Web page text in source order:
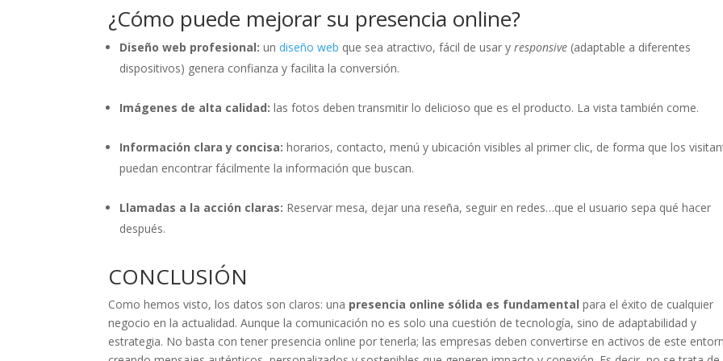
¿Cómo puede mejorar su presencia online?
Diseño web profesional: undiseño web que sea atractivo, fácil de usar yresponsive (adaptable a diferentes
dispositivos) genera confianza y facilita la conversión.
Imágenes de alta calidad: las fotos deben transmitir lo delicioso que es el producto. La vista también come.
Información clara y concisa: horarios, contacto, menú y ubicación visibles al primer clic, de forma que los
puedan encontrar fácilmente la información que buscan.
Llamadas a la acción claras: Reservar mesa, dejar una reseña, seguir en redes…que el usuario sepa qué hacer
después.
CONCLUSIÓN
Como hemos visto, los datos son claros: una presencia online sólida es fundamental para el éxito de cualquier
negocio en la actualidad. Aunque la comunicación no es solo una cuestión de tecnología, sino de adaptabilidad y
estrategia. No basta con tener presencia online por tenerla; las empresas deben convertirse en activos de este